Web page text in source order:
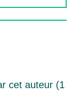
cet auteur (1